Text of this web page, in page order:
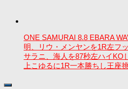
ONE SAMURAI 8.8 EBARA
明、リウ・メンヤンを1R左フ
サラニ、海人を87秒左ハイKO
上こゆるに1R一本勝ちし王座